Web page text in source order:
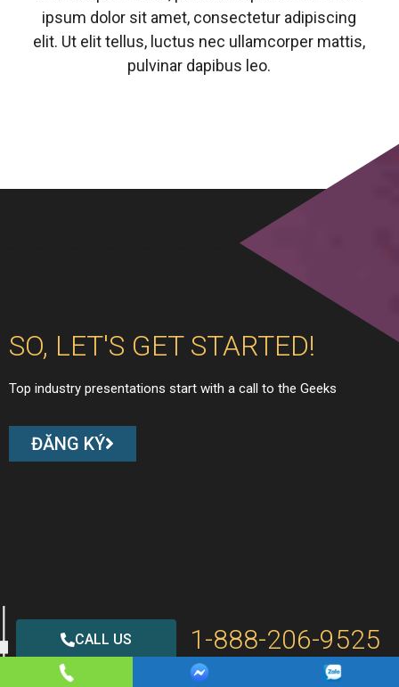
ipsum dolor sit amet, consectetur adipiscing
elit. Ut elit tellus, luctus nec ullamcorper mattis,
pulvinar dapibus leo.
SO, LET'S GET STARTED!
Top industry presentations start with a call to the Geeks
ĐĂNG KÝ
CALL US 1-888-206-9525